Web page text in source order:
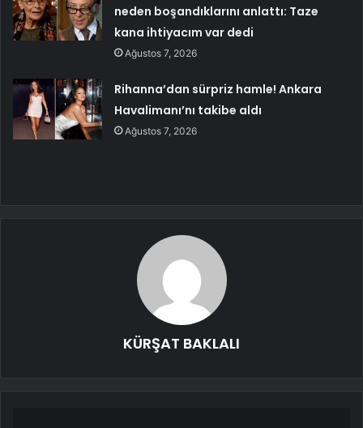
neden boşandıklarını anlattı: Taze
kana ihtiyacım var dedi
Ağustos 7, 2026
Rihanna’dan sürpriz hamle! Ankara
Havalimanı’nı takibe aldı
Ağustos 7, 2026
KÜRŞAT BAKLALI